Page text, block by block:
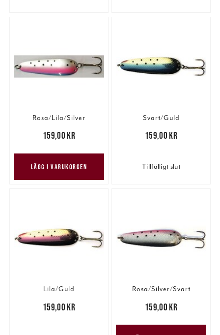
Rosa/Lila/Silver
159,00 kr
159,00 kr
LÄGG I VARUKORGEN
Svart/Guld
159,00 kr
159,00 kr
Tillfälligt slut
Lila/Guld
159,00 kr
159,00 kr
Rosa/Silver/Svart
159,00 kr
159,00 kr